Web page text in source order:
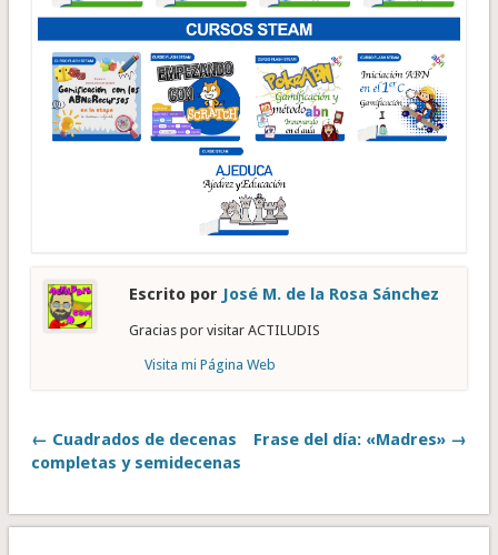
Escrito por José M. de la Rosa Sánchez
Gracias por visitar ACTILUDIS
Visita mi Página Web
← Cuadrados de decenas
completas y semidecenas
Frase del día: «Madres» →